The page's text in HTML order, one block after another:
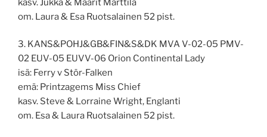
om. Laura & Esa Ruotsalainen 52 pist.
3. KANS&POHJ&GB&FIN&S&DK MVA V-02-05 PMV-
02 EUV-05 EUVV-06 Orion Continental Lady
isä: Ferry v Stör-Falken
emä: Printzagems Miss Chief
kasv. Steve & Lorraine Wright, Englanti
om. Esa & Laura Ruotsalainen 52 pist.